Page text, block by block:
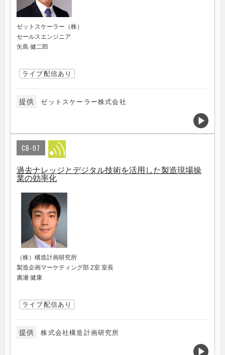
ゼットスケーラー（株）
セールスエンジニア
矢島 健二郎
ライブ配信あり
提供 ゼットスケーラー株式会社
CB-07
過去ナレッジとデジタル技術を活用した製造現場操
業の効率化
（株）構造計画研究所
製造企画マーケティング部 2室 室長
廣瀬 健康
ライブ配信あり
提供 株式会社構造計画研究所